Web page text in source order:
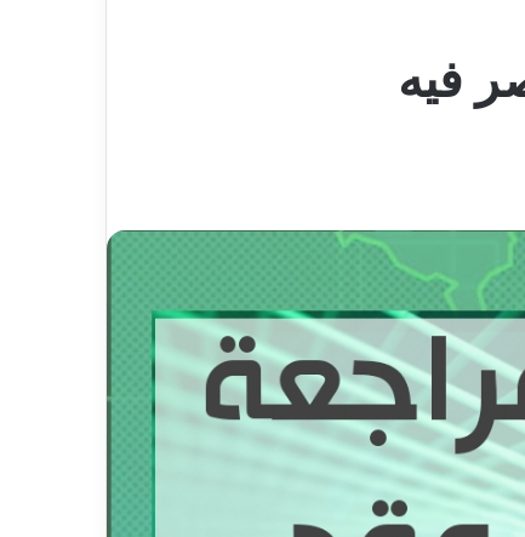
فيه